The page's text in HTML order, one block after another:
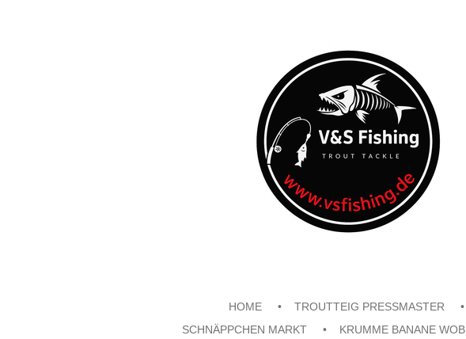
HOME TROUTTEIG PRESSMASTER
SCHNÄPPCHEN MARKT
KRUMME BANANE